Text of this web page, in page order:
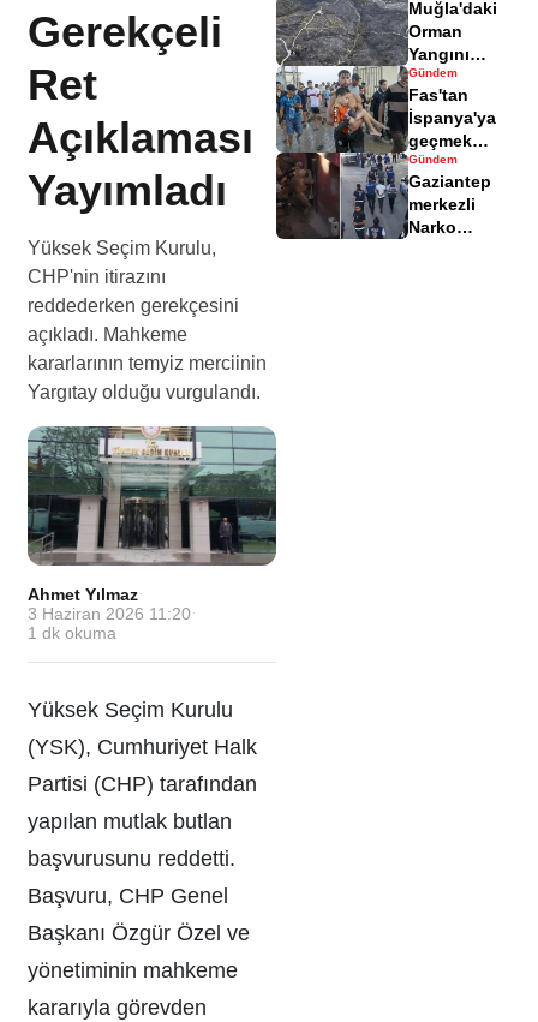
Gerekçeli
Ret
Açıklaması
Yayımladı
Yüksek Seçim Kurulu,
CHP'nin itirazını
reddederken gerekçesini
açıkladı. Mahkeme
kararlarının temyiz merciinin
Yargıtay olduğu vurgulandı.
Ahmet Yılmaz·
3 Haziran 2026 11:20 ·
1 dk okuma
Yüksek Seçim Kurulu
(YSK), Cumhuriyet Halk
Partisi (CHP) tarafından
yapılan mutlak butlan
başvurusunu reddetti.
Başvuru, CHP Genel
Başkanı Özgür Özel ve
yönetiminin mahkeme
kararıyla görevden
yaralandı
Muğla'daki
Orman
Yangını
Sonrası
Zarar Gören
Alanlar
Havadisinde
Gündem
Fas'tan
İspanya'ya
geçmek
isteyen
göçmenler
geri döndü
Gündem
Gaziantep
merkezli
Narko